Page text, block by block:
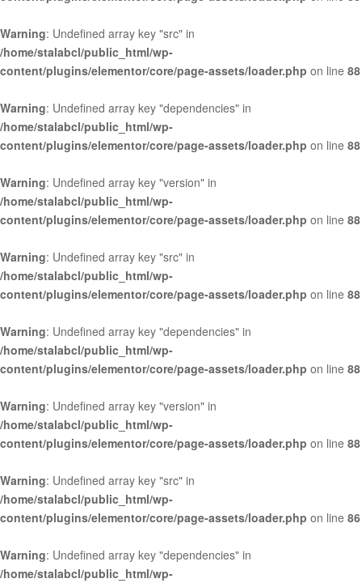
Warning: Undefined array key "src" in
/home/stalabcl/public_html/wp-
content/plugins/elementor/core/page-assets/loader.php on line 88
Warning: Undefined array key "dependencies" in
/home/stalabcl/public_html/wp-
content/plugins/elementor/core/page-assets/loader.php on line 88
Warning: Undefined array key "version" in
/home/stalabcl/public_html/wp-
content/plugins/elementor/core/page-assets/loader.php on line 88
Warning: Undefined array key "src" in
/home/stalabcl/public_html/wp-
content/plugins/elementor/core/page-assets/loader.php on line 88
Warning: Undefined array key "dependencies" in
/home/stalabcl/public_html/wp-
content/plugins/elementor/core/page-assets/loader.php on line 88
Warning: Undefined array key "version" in
/home/stalabcl/public_html/wp-
content/plugins/elementor/core/page-assets/loader.php on line 88
Warning: Undefined array key "src" in
/home/stalabcl/public_html/wp-
content/plugins/elementor/core/page-assets/loader.php on line 86
Warning: Undefined array key "dependencies" in
/home/stalabcl/public_html/wp-